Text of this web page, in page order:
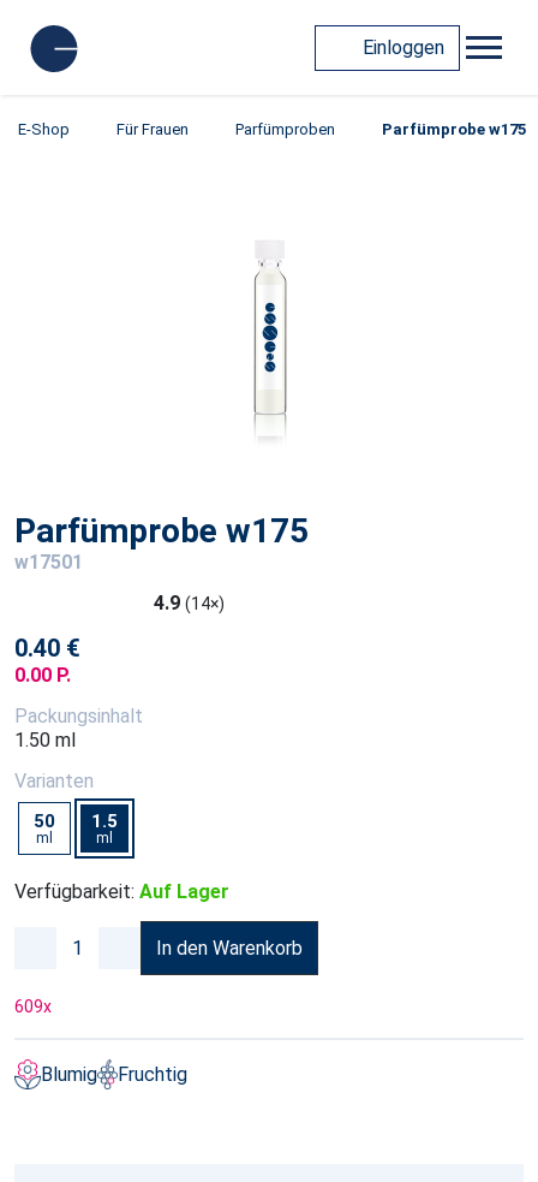
Einloggen
E-Shop Für Frauen Parfümproben Parfümprobe w175
Parfümprobe w175
w17501
4.9 (14×)
0.40 €
0.00 P.
Packungsinhalt
1.50 ml
Varianten
50
ml
1.5
ml
Verfügbarkeit: Auf Lager
In den Warenkorb
609x
Blumig Fruchtig